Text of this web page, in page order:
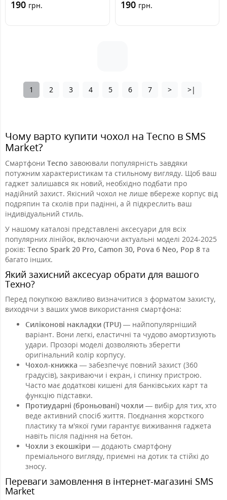
190 грн. 190 грн.
1 2 3 4 5 6 7 > >|
Чому варто купити чохол на Tecno в SMS
Market?
Смартфони Tecno завоювали популярність завдяки
потужним характеристикам та стильному вигляду. Щоб ваш
гаджет залишався як новий, необхідно подбати про
надійний захист. Якісний чохол не лише вбереже корпус від
подряпин та сколів при падінні, а й підкреслить ваш
індивідуальний стиль.
У нашому каталозі представлені аксесуари для всіх
популярних лінійок, включаючи актуальні моделі 2024-2025
років: Tecno Spark 20 Pro, Camon 30, Pova 6 Neo, Pop 8 та
багато інших.
Який захисний аксесуар обрати для вашого
Техно?
Перед покупкою важливо визначитися з форматом захисту,
виходячи з ваших умов використання смартфона:
Силіконові накладки (TPU) — найпопулярніший
варіант. Вони легкі, еластичні та чудово амортизують
удари. Прозорі моделі дозволяють зберегти
оригінальний колір корпусу.
Чохол-книжка — забезпечує повний захист (360
градусів), закриваючи і екран, і спинку пристрою.
Часто має додаткові кишені для банківських карт та
функцію підставки.
Протиударні (броньовані) чохли — вибір для тих, хто
веде активний спосіб життя. Поєднання жорсткого
пластику та м'якої гуми гарантує виживання гаджета
навіть після падіння на бетон.
Чохли з екошкіри — додають смартфону
преміального вигляду, приємні на дотик та стійкі до
зносу.
Переваги замовлення в інтернет-магазині SMS
Market